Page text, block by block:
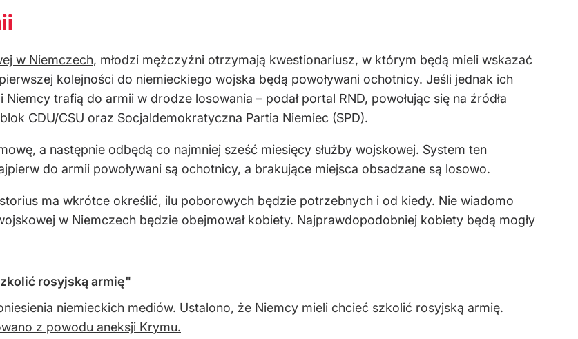
w Niemczech, młodzi mężczyźni otrzymają kwestionariusz, w którym będą mieli wskazać
kolejności do niemieckiego wojska będą powoływani ochotnicy. Jeśli jednak ich
trafią do armii w drodze losowania – podał portal RND, powołując się na źródła
CDU/CSU oraz Socjaldemokratyczna Partia Niemiec (SPD).
a następnie odbędą co najmniej sześć miesięcy służby wojskowej. System ten
do armii powoływani są ochotnicy, a brakujące miejsca obsadzane są losowo.
ma wkrótce określić, ilu poborowych będzie potrzebnych i od kiedy. Nie wiadomo
w Niemczech będzie obejmował kobiety. Najprawdopodobniej kobiety będą mogły
rosyjską armię"
niemieckich mediów. Ustalono, że Niemcy mieli chcieć szkolić rosyjską armię.
z powodu aneksji Krymu.